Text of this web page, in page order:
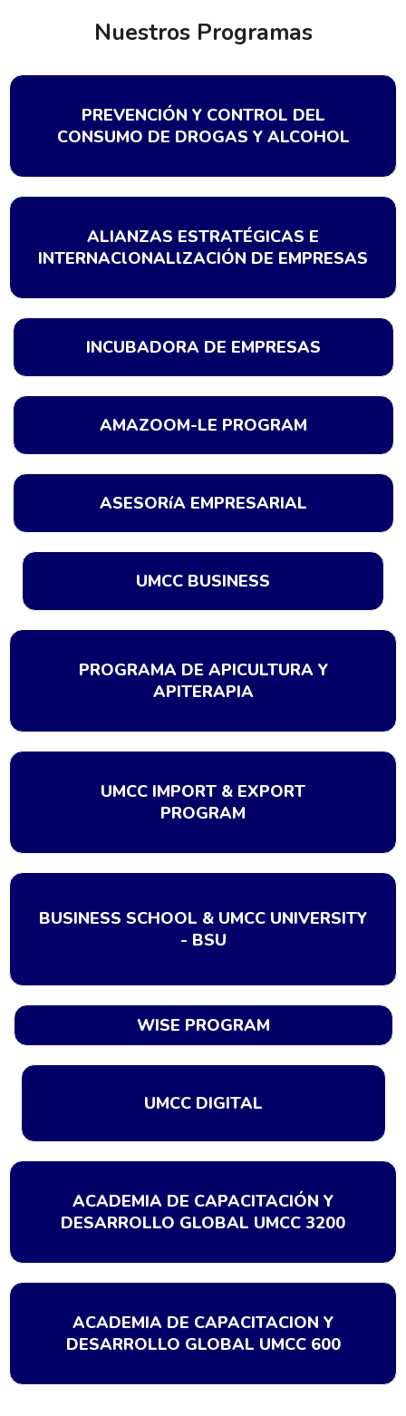
Nuestros Programas
PREVENCIÓN Y CONTROL DEL
CONSUMO DE DROGAS Y ALCOHOL
ALIANZAS ESTRATÉGICAS E
INTERNAClONALlZACIÓN DE EMPRESAS
INCUBADORA DE EMPRESAS
AMAZOOM-LE PROGRAM
ASESORíA EMPRESARIAL
UMCC BUSINESS
PROGRAMA DE APICULTURA Y
APITERAPIA
UMCC IMPORT & EXPORT
PROGRAM
BUSINESS SCHOOL & UMCC UNIVERSITY
- BSU
WISE PROGRAM
UMCC DIGITAL
ACADEMIA DE CAPACITACIÓN Y
DESARROLLO GLOBAL UMCC 3200
ACADEMIA DE CAPACITACION Y
DESARROLLO GLOBAL UMCC 600